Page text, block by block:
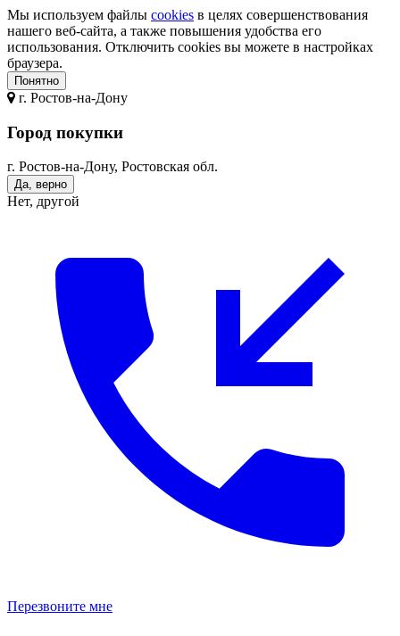
Мы используем файлы cookies в целях совершенствования
нашего веб-сайта, а также повышения удобства его
использования. Отключить cookies вы можете в настройках
браузера.
Понятно
г. Ростов-на-Дону
Город покупки
г. Ростов-на-Дону, Ростовская обл.
Да, верно
Нет, другой
Перезвоните мне